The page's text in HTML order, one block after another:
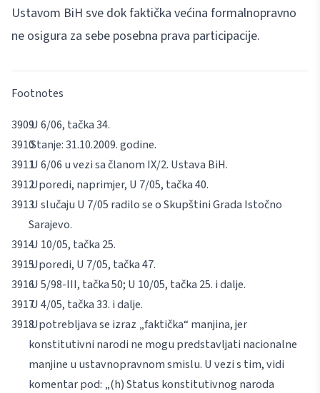
Ustavom BiH sve dok faktička većina formalnopravno
ne osigura za sebe posebna prava participacije.
Footnotes
U 6/06, tačka 34.
Stanje: 31.10.2009. godine.
U 6/06 u vezi sa članom IX/2. Ustava BiH.
Uporedi, naprimjer, U 7/05, tačka 40.
U slučaju U 7/05 radilo se o Skupštini Grada Istočno
Sarajevo.
U 10/05, tačka 25.
Uporedi, U 7/05, tačka 47.
U 5/98-III, tačka 50; U 10/05, tačka 25. i dalje.
U 4/05, tačka 33. i dalje.
Upotrebljava se izraz „faktička“ manjina, jer
konstitutivni narodi ne mogu predstavljati nacionalne
manjine u ustavnopravnom smislu. U vezi s tim, vidi
komentar pod: „(h) Status konstitutivnog naroda